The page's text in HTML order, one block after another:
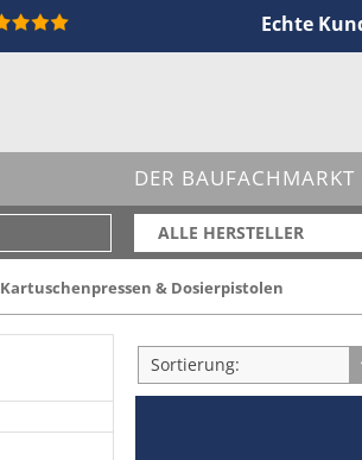
Echte
DER
ALLE HERSTELLER
Kartuschenpressen & Dosierpistolen
Sortierung: